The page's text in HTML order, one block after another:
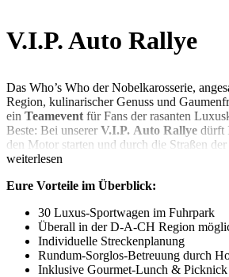
V.I.P. Auto Rallye
Das Who’s Who der Nobelkarosserie,
Region, kulinarischer Genuss und
ein Teamevent für Fans der rasanten
Beste: Bei unserer V.I.P. Auto Rallye dürft
den Motor starten und durch die Straßen
weiterlesen
Eure Vorteile im Überblick:
30 Luxus-Sportwagen im Fuhrpark
Überall in der D-A-CH Region
Individuelle Streckenplanung
Rundum-Sorglos-Betreuung durch
Inklusive Gourmet-Lunch & Picknick